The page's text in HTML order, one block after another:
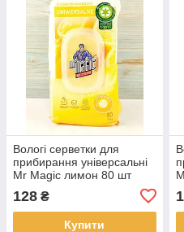
Вологі серветки для
прибирання універсальні
Mr Magic лимон 80 шт
128 ₴
Купити